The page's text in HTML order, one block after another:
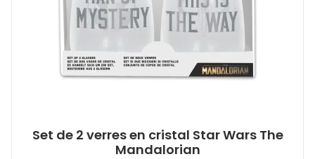
Set de 2 verres en cristal Star Wars The
Mandalorian